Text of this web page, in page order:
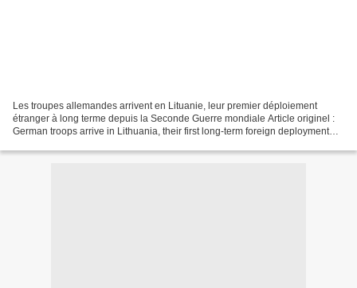
Les troupes allemandes arrivent en Lituanie, leur premier déploiement
étranger à long terme depuis la Seconde Guerre mondiale Article originel :
German troops arrive in Lithuania, their first long-term foreign deployment